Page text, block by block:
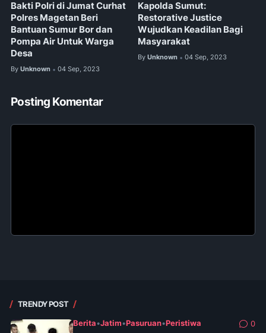
Bakti Polri di Jumat Curhat
Polres Magetan Beri
Bantuan Sumur Bor dan
Pompa Air Untuk Warga
Desa
By Unknown • 04 Sep, 2023
Kapolda Sumut:
Restorative Justice
Wujudkan Keadilan Bagi
Masyarakat
By Unknown • 04 Sep, 2023
Posting Komentar
TRENDY POST
Berita•Jatim•Pasuruan•Peristiwa 0